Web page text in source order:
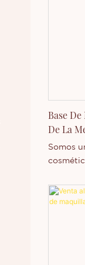
en
Su
mineral
Base
De La
Thincen
Somos
de